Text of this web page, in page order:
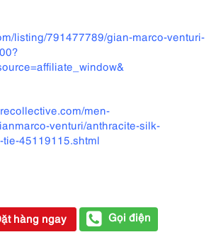
listing/791477789/gian-marco-venturi-
men-
venturi/anthracite-silk-
45119115.shtml
hàng ngay Gọi điện